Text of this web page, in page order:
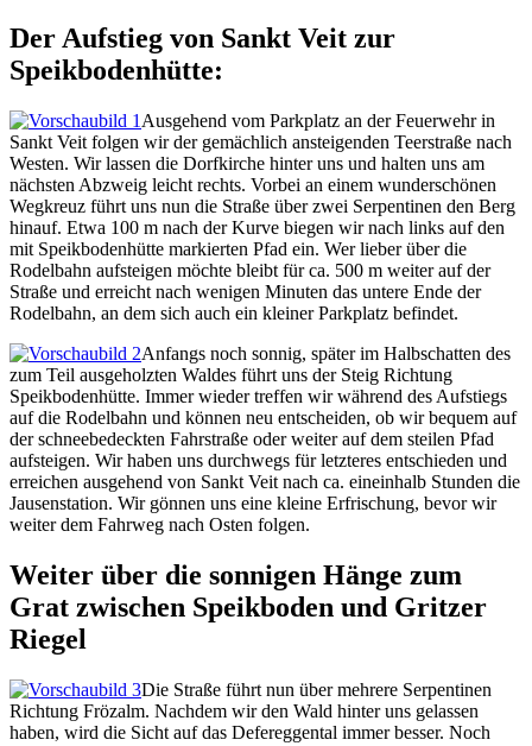
Der Aufstieg von Sankt Veit zur
Speikbodenhütte:
Ausgehend vom Parkplatz an der Feuerwehr in
Sankt Veit folgen wir der gemächlich ansteigenden Teerstraße nach
Westen. Wir lassen die Dorfkirche hinter uns und halten uns am
nächsten Abzweig leicht rechts. Vorbei an einem wunderschönen
Wegkreuz führt uns nun die Straße über zwei Serpentinen den Berg
hinauf. Etwa 100 m nach der Kurve biegen wir nach links auf den
mit Speikbodenhütte markierten Pfad ein. Wer lieber über die
Rodelbahn aufsteigen möchte bleibt für ca. 500 m weiter auf der
Straße und erreicht nach wenigen Minuten das untere Ende der
Rodelbahn, an dem sich auch ein kleiner Parkplatz befindet.
Anfangs noch sonnig, später im Halbschatten des
zum Teil ausgeholzten Waldes führt uns der Steig Richtung
Speikbodenhütte. Immer wieder treffen wir während des Aufstiegs
auf die Rodelbahn und können neu entscheiden, ob wir bequem auf
der schneebedeckten Fahrstraße oder weiter auf dem steilen Pfad
aufsteigen. Wir haben uns durchwegs für letzteres entschieden und
erreichen ausgehend von Sankt Veit nach ca. eineinhalb Stunden die
Jausenstation. Wir gönnen uns eine kleine Erfrischung, bevor wir
weiter dem Fahrweg nach Osten folgen.
Weiter über die sonnigen Hänge zum
Grat zwischen Speikboden und Gritzer
Riegel
Die Straße führt nun über mehrere Serpentinen
Richtung Frözalm. Nachdem wir den Wald hinter uns gelassen
haben, wird die Sicht auf das Defereggental immer besser. Noch